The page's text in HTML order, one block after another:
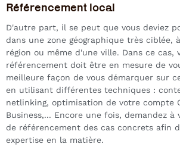
Référencement local
D'autre part, il se peut que vous deviez
dans une zone géographique très ciblée,
région ou même d'une ville. Dans ce cas,
référencement doit être en mesure de
meilleure façon de vous démarquer sur
en utilisant différentes techniques :
netlinking, optimisation de votre compte
Business,... Encore une fois, demandez
de référencement des cas concrets afin
expertise en la matière.